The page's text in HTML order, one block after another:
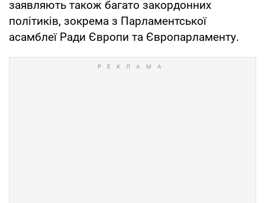
заявляють також багато закордонних
політиків, зокрема з Парламентської
асамблеї Ради Європи та Європарламенту.